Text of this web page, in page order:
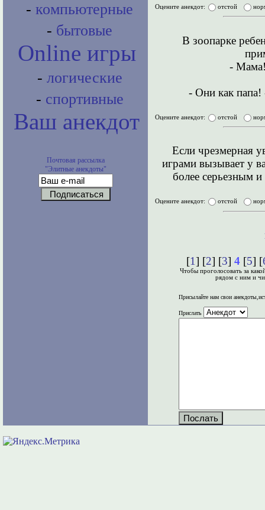
- компьютерные
- бытовые
Online игры
- логические
- спортивные
Ваш анекдот
Почтовая рассылка
"Элитные анекдоты"
Оцените анекдот: отстой
В зоопарке
-
- Они как
Оцените анекдот: отстой
Если чрезмерная
играми вызывает у
более серьезным
Оцените анекдот: отстой
[1] [2] [3] 4 [5] [
Чтобы проголосовать за
рядом с ним и
Присылайте нам свои
Прислать